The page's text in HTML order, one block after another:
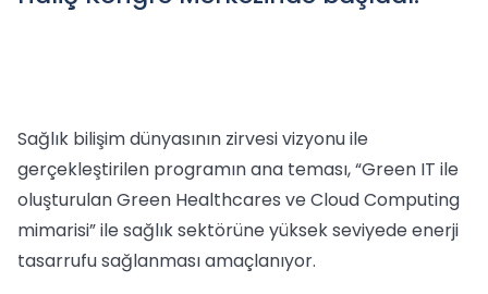
Sağlık bilişim dünyasının zirvesi vizyonu ile
gerçekleştirilen programın ana teması, “Green IT ile
oluşturulan Green Healthcares ve Cloud Computing
mimarisi” ile sağlık sektörüne yüksek seviyede enerji
tasarrufu sağlanması amaçlanıyor.